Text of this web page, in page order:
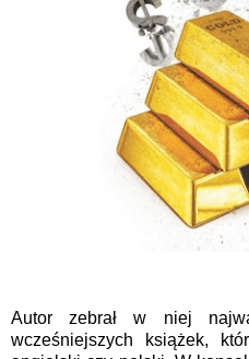
Autor zebrał w niej
wcześniejszych książek,